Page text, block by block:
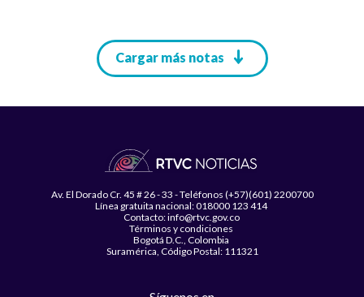
Cargar más notas
Av. El Dorado Cr. 45 # 26 - 33 - Teléfonos (+57)(601) 2200700
Línea gratuita nacional: 018000 123 414
Contacto: info@rtvc.gov.co
Términos y condiciones
Bogotá D.C., Colombia
Suramérica, Código Postal: 111321